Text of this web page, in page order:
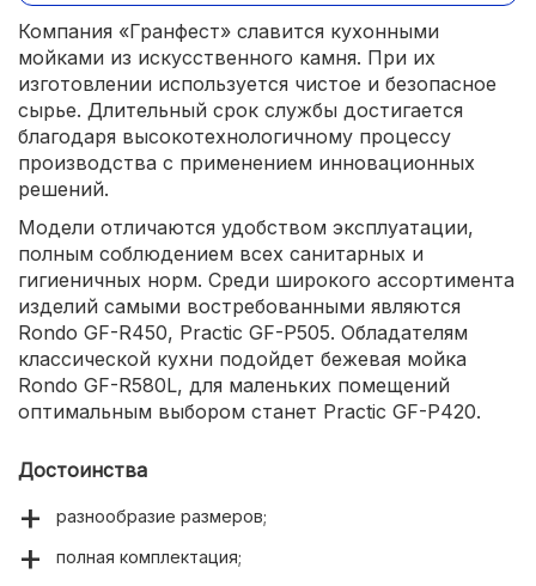
Компания «Гранфест» славится кухонными
мойками из искусственного камня. При их
изготовлении используется чистое и безопасное
сырье. Длительный срок службы достигается
благодаря высокотехнологичному процессу
производства с применением инновационных
решений.
Модели отличаются удобством эксплуатации,
полным соблюдением всех санитарных и
гигиеничных норм. Среди широкого ассортимента
изделий самыми востребованными являются
Rondo GF-R450, Practic GF-P505. Обладателям
классической кухни подойдет бежевая мойка
Rondo GF-R580L, для маленьких помещений
оптимальным выбором станет Practic GF-P420.
Достоинства
разнообразие размеров;
полная комплектация;